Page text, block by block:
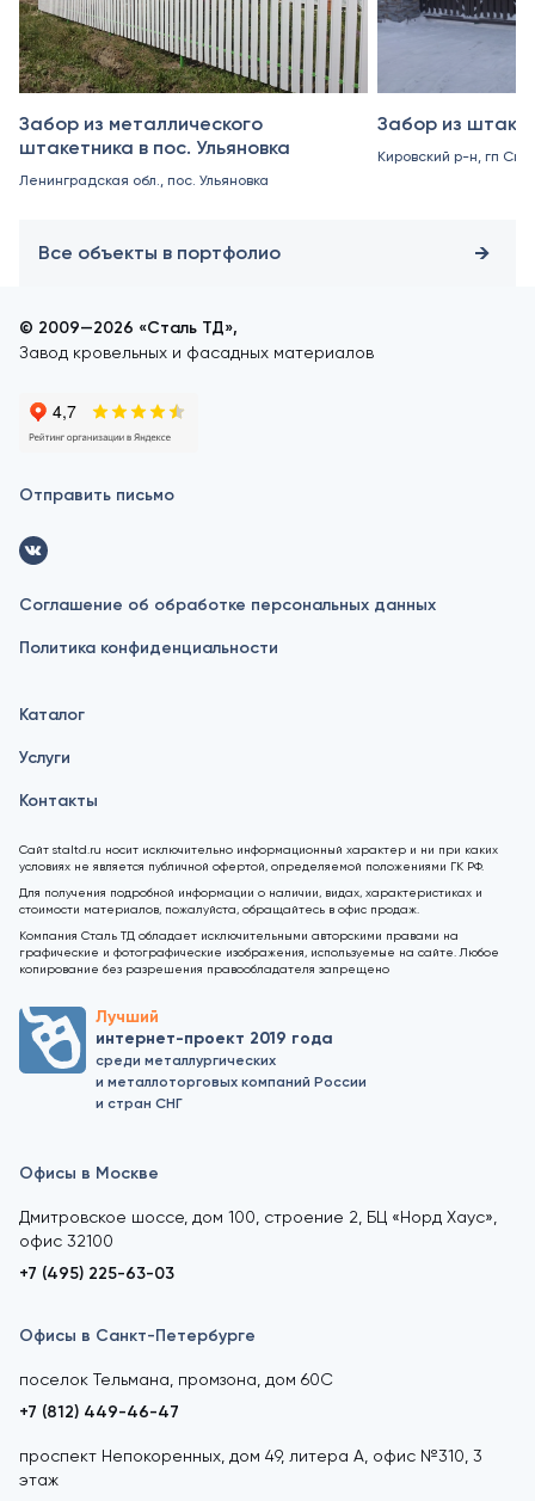
Забор из металлического
штакетника в пос. Ульяновка
Ленинградская обл., пос. Ульяновка
Забор из
Кировский р-н, гп
Все объекты в портфолио
© 2009—2026 «Сталь ТД»,
Завод кровельных и фасадных материалов
Отправить письмо
Соглашение об обработке персональных данных
Политика конфиденциальности
Каталог
Услуги
Контакты
Сайт staltd.ru носит исключительно информационный характер и ни при каких
условиях не является публичной офертой, определяемой положениями ГК РФ.
Для получения подробной информации о наличии, видах, характеристиках и
стоимости материалов, пожалуйста, обращайтесь в офис продаж.
Компания Сталь ТД обладает исключительными авторскими правами на
графические и фотографические изображения, используемые на сайте. Любое
копирование без разрешения правообладателя запрещено
Лучший
интернет-проект 2019 года
среди металлургических
и металлоторговых компаний России
и стран СНГ
Офисы в Москве
Дмитровское шоссе, дом 100, строение 2, БЦ «Норд Хаус»,
офис 32100
+7 (495) 225-63-03
Офисы в Санкт-Петербурге
поселок Тельмана, промзона, дом 60С
+7 (812) 449-46-47
проспект Непокоренных, дом 49, литера А, офис №310, 3
этаж